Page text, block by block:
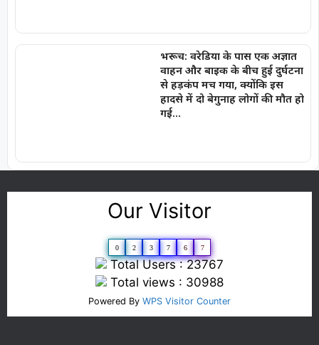
भरूच: वरेडिया के पास एक अज्ञात
वाहन और बाइक के बीच हुई दुर्घटना
से हड़कंप मच गया, क्योंकि इस
हादसे में दो बेगुनाह लोगों की मौत हो
गई…
Our Visitor
0 2 3 7 6 7
Total Users : 23767
Total views : 30988
Powered By WPS Visitor Counter